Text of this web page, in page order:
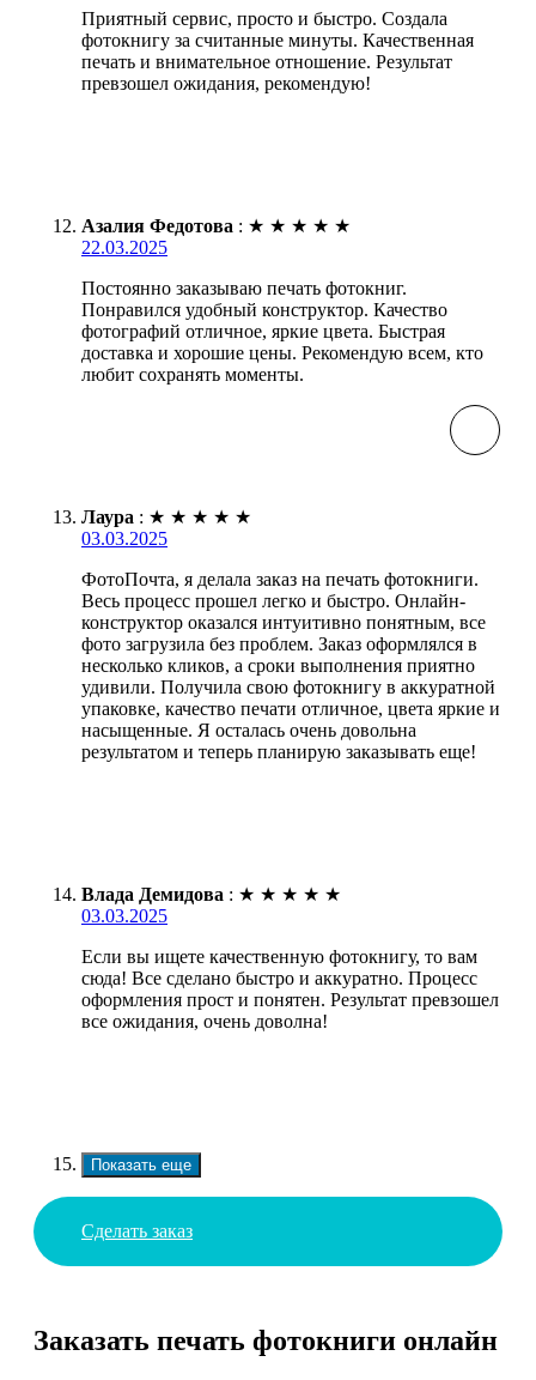
Приятный сервис, просто и быстро. Создала
фотокнигу за считанные минуты. Качественная
печать и внимательное отношение. Результат
превзошел ожидания, рекомендую!
Азалия Федотова : ★ ★ ★ ★ ★
22.03.2025
Постоянно заказываю печать фотокниг.
Понравился удобный конструктор. Качество
фотографий отличное, яркие цвета. Быстрая
доставка и хорошие цены. Рекомендую всем, кто
любит сохранять моменты.
Лаура : ★ ★ ★ ★ ★
03.03.2025
ФотоПочта, я делала заказ на печать фотокниги.
Весь процесс прошел легко и быстро. Онлайн-
конструктор оказался интуитивно понятным, все
фото загрузила без проблем. Заказ оформлялся в
несколько кликов, а сроки выполнения приятно
удивили. Получила свою фотокнигу в аккуратной
упаковке, качество печати отличное, цвета яркие и
насыщенные. Я осталась очень довольна
результатом и теперь планирую заказывать еще!
Влада Демидова : ★ ★ ★ ★ ★
03.03.2025
Если вы ищете качественную фотокнигу, то вам
сюда! Все сделано быстро и аккуратно. Процесс
оформления прост и понятен. Результат превзошел
все ожидания, очень доволна!
Показать еще
Сделать заказ
Заказать печать фотокниги онлайн